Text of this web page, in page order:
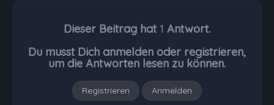
Dieser Beitrag hat 1 Antwort.
Du musst Dich anmelden oder registrieren,
um die Antworten lesen zu können.
Registrieren Anmelden